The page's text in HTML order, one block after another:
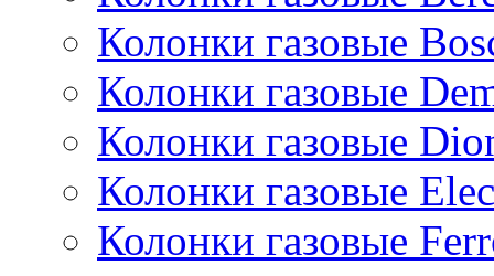
Колонки газовые
Колонки газовые
Колонки газовые
Колонки газовые
Колонки газовые